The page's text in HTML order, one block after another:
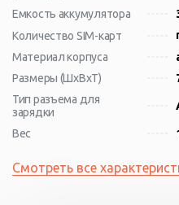
Емкость аккумулятора
Количество SIM-карт
Материал корпуса
Размеры (ШxВxТ)
Тип разъема для
зарядки
Вес
Смотреть все